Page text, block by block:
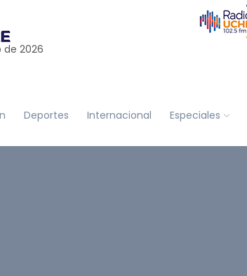
de 2026
Deportes Internacional Especiales